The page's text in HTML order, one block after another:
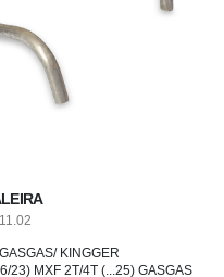
KINGGER
23) MXF 2T/4T (...25) GASGAS